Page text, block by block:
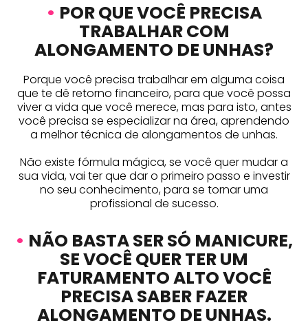
• POR QUE VOCÊ PRECISA
TRABALHAR COM
ALONGAMENTO DE UNHAS?
Porque você precisa trabalhar em alguma coisa
que te dê retorno financeiro, para que você possa
viver a vida que você merece, mas para isto, antes
você precisa se especializar na área, aprendendo
a melhor técnica de alongamentos de unhas.
Não existe fórmula mágica, se você quer mudar a
sua vida, vai ter que dar o primeiro passo e investir
no seu conhecimento, para se tornar uma
profissional de sucesso.
• NÃO BASTA SER SÓ MANICURE,
SE VOCÊ QUER TER UM
FATURAMENTO ALTO VOCÊ
PRECISA SABER FAZER
ALONGAMENTO DE UNHAS.